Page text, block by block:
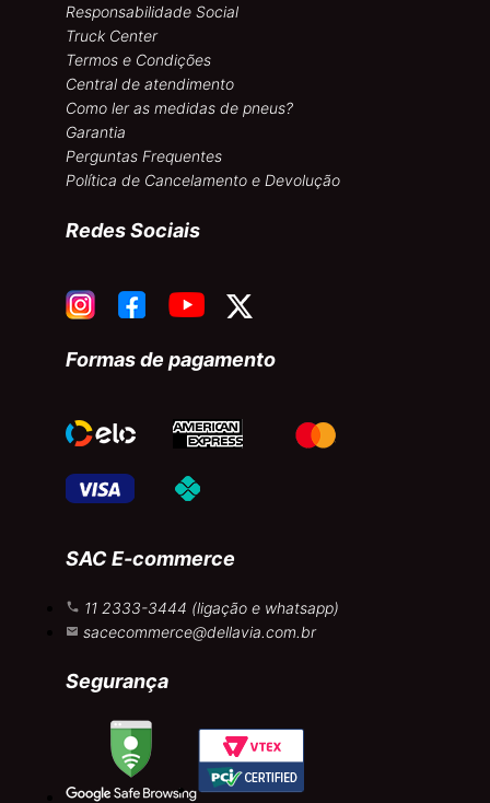
Responsabilidade Social
Truck Center
Termos e Condições
Central de atendimento
Como ler as medidas de pneus?
Garantia
Perguntas Frequentes
Política de Cancelamento e Devolução
Redes Sociais
Formas de pagamento
SAC E-commerce
11 2333-3444 (ligação e whatsapp)
sacecommerce@dellavia.com.br
Segurança